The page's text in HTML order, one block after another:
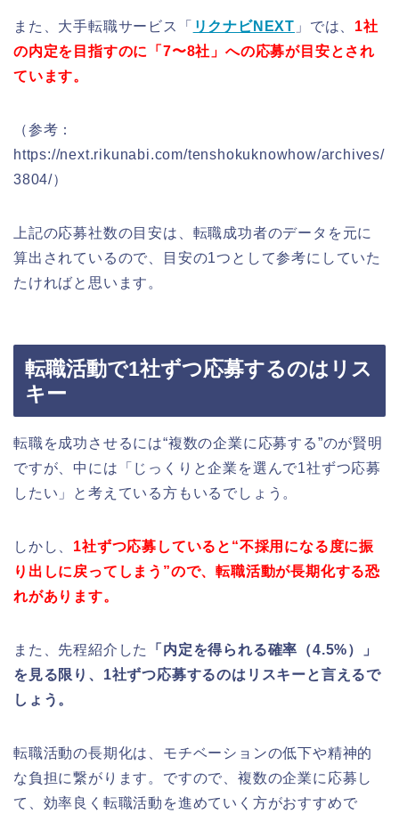
また、大手転職サービス「 リクナビNEXT 」では、 1社
の内定を目指すのに「7〜8社」への応募が目安とされ
ています。
（参考：
https://next.rikunabi.com/tenshokuknowhow/archives/
3804/）
上記の応募社数の目安は、転職成功者のデータを元に
算出されているので、目安の1つとして参考にしていた
たければと思います。
転職活動で1社ずつ応募するのはリス
キー
転職を成功させるには“複数の企業に応募する”のが賢明
ですが、中には「じっくりと企業を選んで1社ずつ応募
したい」と考えている方もいるでしょう。
しかし、 1社ずつ応募していると“不採用になる度に振
り出しに戻ってしまう”ので、転職活動が長期化する恐
れがあります。
また、先程紹介した
「内定を得られる確率（4.5%）」
を見る限り、1社ずつ応募するのはリスキーと言えるで
しょう。
転職活動の長期化は、モチベーションの低下や精神的
な負担に繋がります。ですので、複数の企業に応募し
て、効率良く転職活動を進めていく方がおすすめで